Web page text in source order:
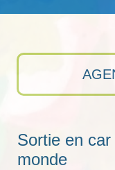
Sortie en
monde